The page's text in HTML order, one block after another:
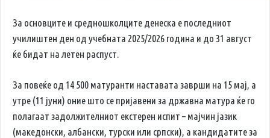
За основците и средношколците денеска е последниот
училиштен ден од учебната 2025/2026 година и до 31 август
ќе бидат на летен распуст.
За повеќе од 14 500 матуранти наставата заврши на 15 мај, а
утре (11 јуни) оние што се пријавени за државна матура ќе го
полагаат задолжителниот екстерен испит – мајчин јазик
(македонски, албански, турски или српски), а кандидатите за